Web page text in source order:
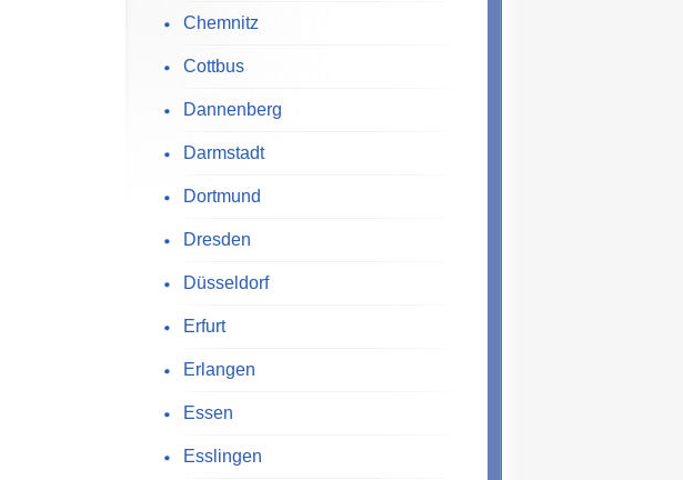
Chemnitz
Cottbus
Dannenberg
Darmstadt
Dortmund
Dresden
Düsseldorf
Erfurt
Erlangen
Essen
Esslingen